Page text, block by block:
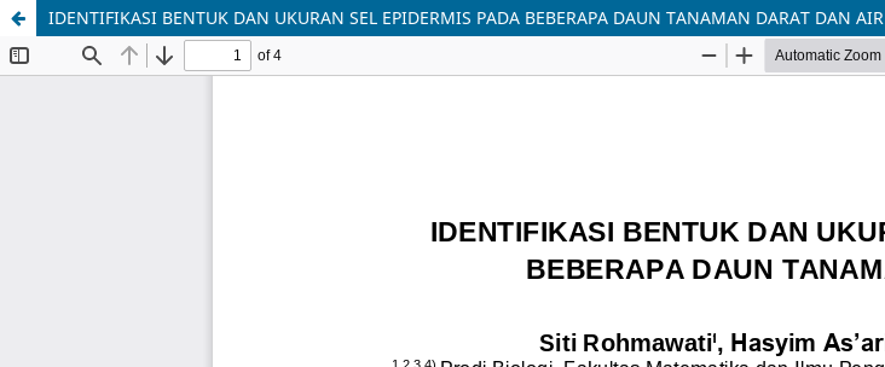
IDENTIFIKASI BENTUK DAN UKURAN SEL EPIDERMIS PADA BEBERAPA DAUN TANAMAN DARAT DAN AIR